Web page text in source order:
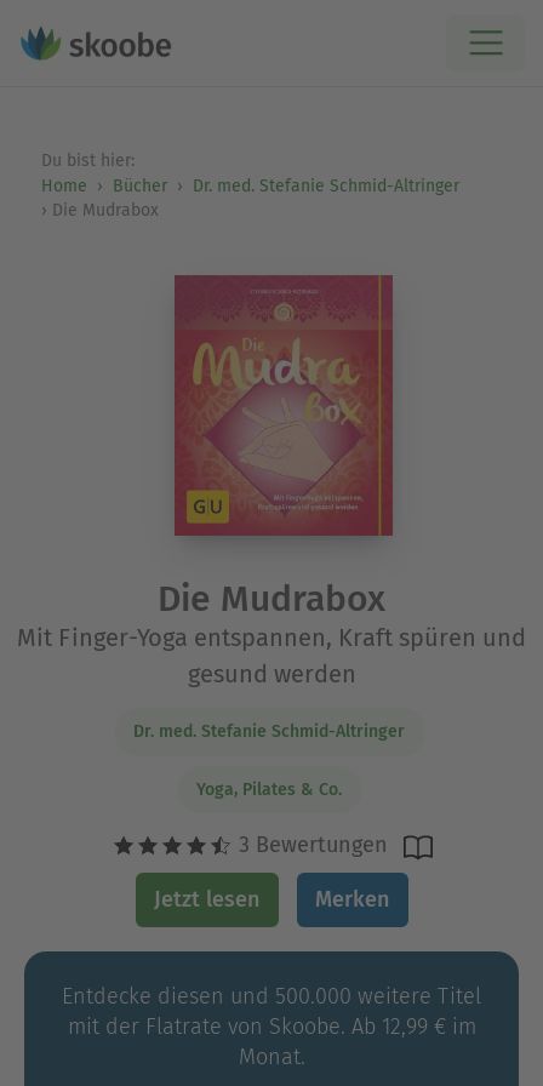
Du bist hier:
Home
Bücher
Dr. med. Stefanie Schmid-Altringer
Die Mudrabox
Die Mudrabox
Mit Finger-Yoga entspannen, Kraft spüren und
gesund werden
Dr. med. Stefanie Schmid-Altringer
Yoga, Pilates & Co.
3 Bewertungen
Jetzt lesen Merken
Entdecke diesen und 500.000 weitere Titel
mit der Flatrate von Skoobe. Ab 12,99 € im
Monat.